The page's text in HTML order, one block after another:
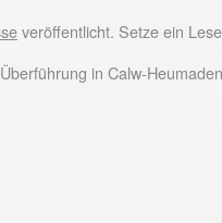
veröffentlicht. Setze ein
in Calw-Heumaden